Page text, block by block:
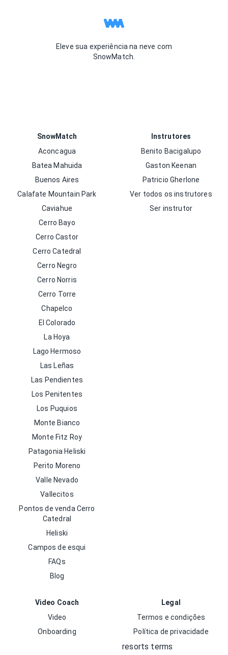
Eleve sua experiência na neve com
SnowMatch.
SnowMatch
Aconcagua
Batea Mahuida
Buenos Aires
Calafate Mountain Park
Caviahue
Cerro Bayo
Cerro Castor
Cerro Catedral
Cerro Negro
Cerro Norris
Cerro Torre
Chapelco
El Colorado
La Hoya
Lago Hermoso
Las Leñas
Las Pendientes
Los Penitentes
Los Puquios
Monte Bianco
Monte Fitz Roy
Patagonia Heliski
Perito Moreno
Valle Nevado
Vallecitos
Pontos de venda Cerro
Catedral
Heliski
Campos de esqui
FAQs
Blog
Instrutores
Benito Bacigalupo
Gaston Keenan
Patricio Gherlone
Ver todos os instrutores
Ser instrutor
Video Coach
Video
Onboarding
Legal
Termos e condições
Política de privacidade
resorts terms